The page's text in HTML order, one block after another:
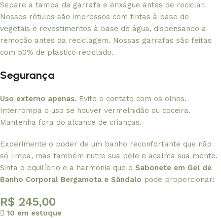
Separe a tampa da garrafa e enxágue antes de reciclar.
Nossos rótulos são impressos com tintas à base de
vegetais e revestimentos à base de água, dispensando a
remoção antes da reciclagem. Nossas garrafas são feitas
com 50% de plástico reciclado.
Segurança
Uso externo apenas. Evite o contato com os olhos.
Interrompa o uso se houver vermelhidão ou coceira.
Mantenha fora do alcance de crianças.
Experimente o poder de um banho reconfortante que não
só limpa, mas também nutre sua pele e acalma sua mente.
Sinta o equilíbrio e a harmonia que o Sabonete em Gel de
Banho Corporal Bergamota e Sândalo pode proporcionar!
R$ 245,00
10 em estoque